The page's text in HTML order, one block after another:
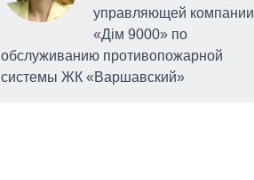
управляющей компании
«Дім 9000» по
обслуживанию противопожарной
системы ЖК «Варшавский»